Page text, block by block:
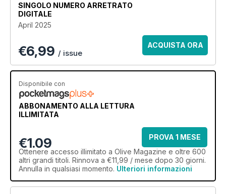
SINGOLO NUMERO ARRETRATO
DIGITALE
April 2025
€6,99 / issue
ACQUISTA ORA
Disponibile con
ABBONAMENTO ALLA LETTURA
ILLIMITATA
€1.09
PROVA 1 MESE
Ottenere accesso illimitato a Olive Magazine e oltre 600
altri grandi titoli. Rinnova a €11,99 / mese dopo 30 giorni.
Annulla in qualsiasi momento. Ulteriori informazioni